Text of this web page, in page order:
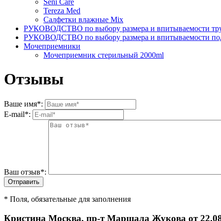
Seni Care
Tereza Med
Салфетки влажные Mix
РУКОВОДСТВО по выбору размера и впитываемости
РУКОВОДСТВО по выбору размера и впитываемости
Мочеприемники
Мочеприемник стерильный 2000ml
Отзывы
Ваше имя*:
E-mail*:
Ваш отзыв*:
* Поля, обязательные для заполнения
Кристина Москва, пр-т Маршала Жукова от